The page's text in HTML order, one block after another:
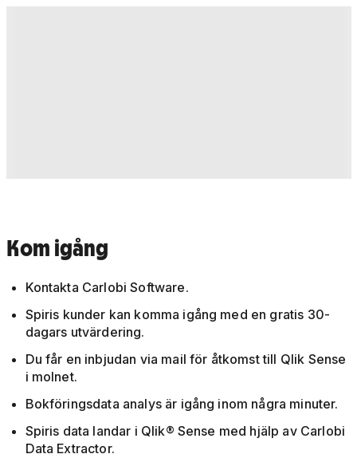
Kom igång
Kontakta Carlobi Software.
Spiris kunder kan komma igång med en gratis 30-
dagars utvärdering.
Du får en inbjudan via mail för åtkomst till Qlik Sense
i molnet.
Bokföringsdata analys är igång inom några minuter.
Spiris data landar i Qlik® Sense med hjälp av Carlobi
Data Extractor.